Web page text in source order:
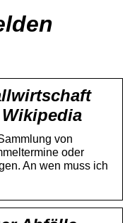
von
oder
An wen muss ich